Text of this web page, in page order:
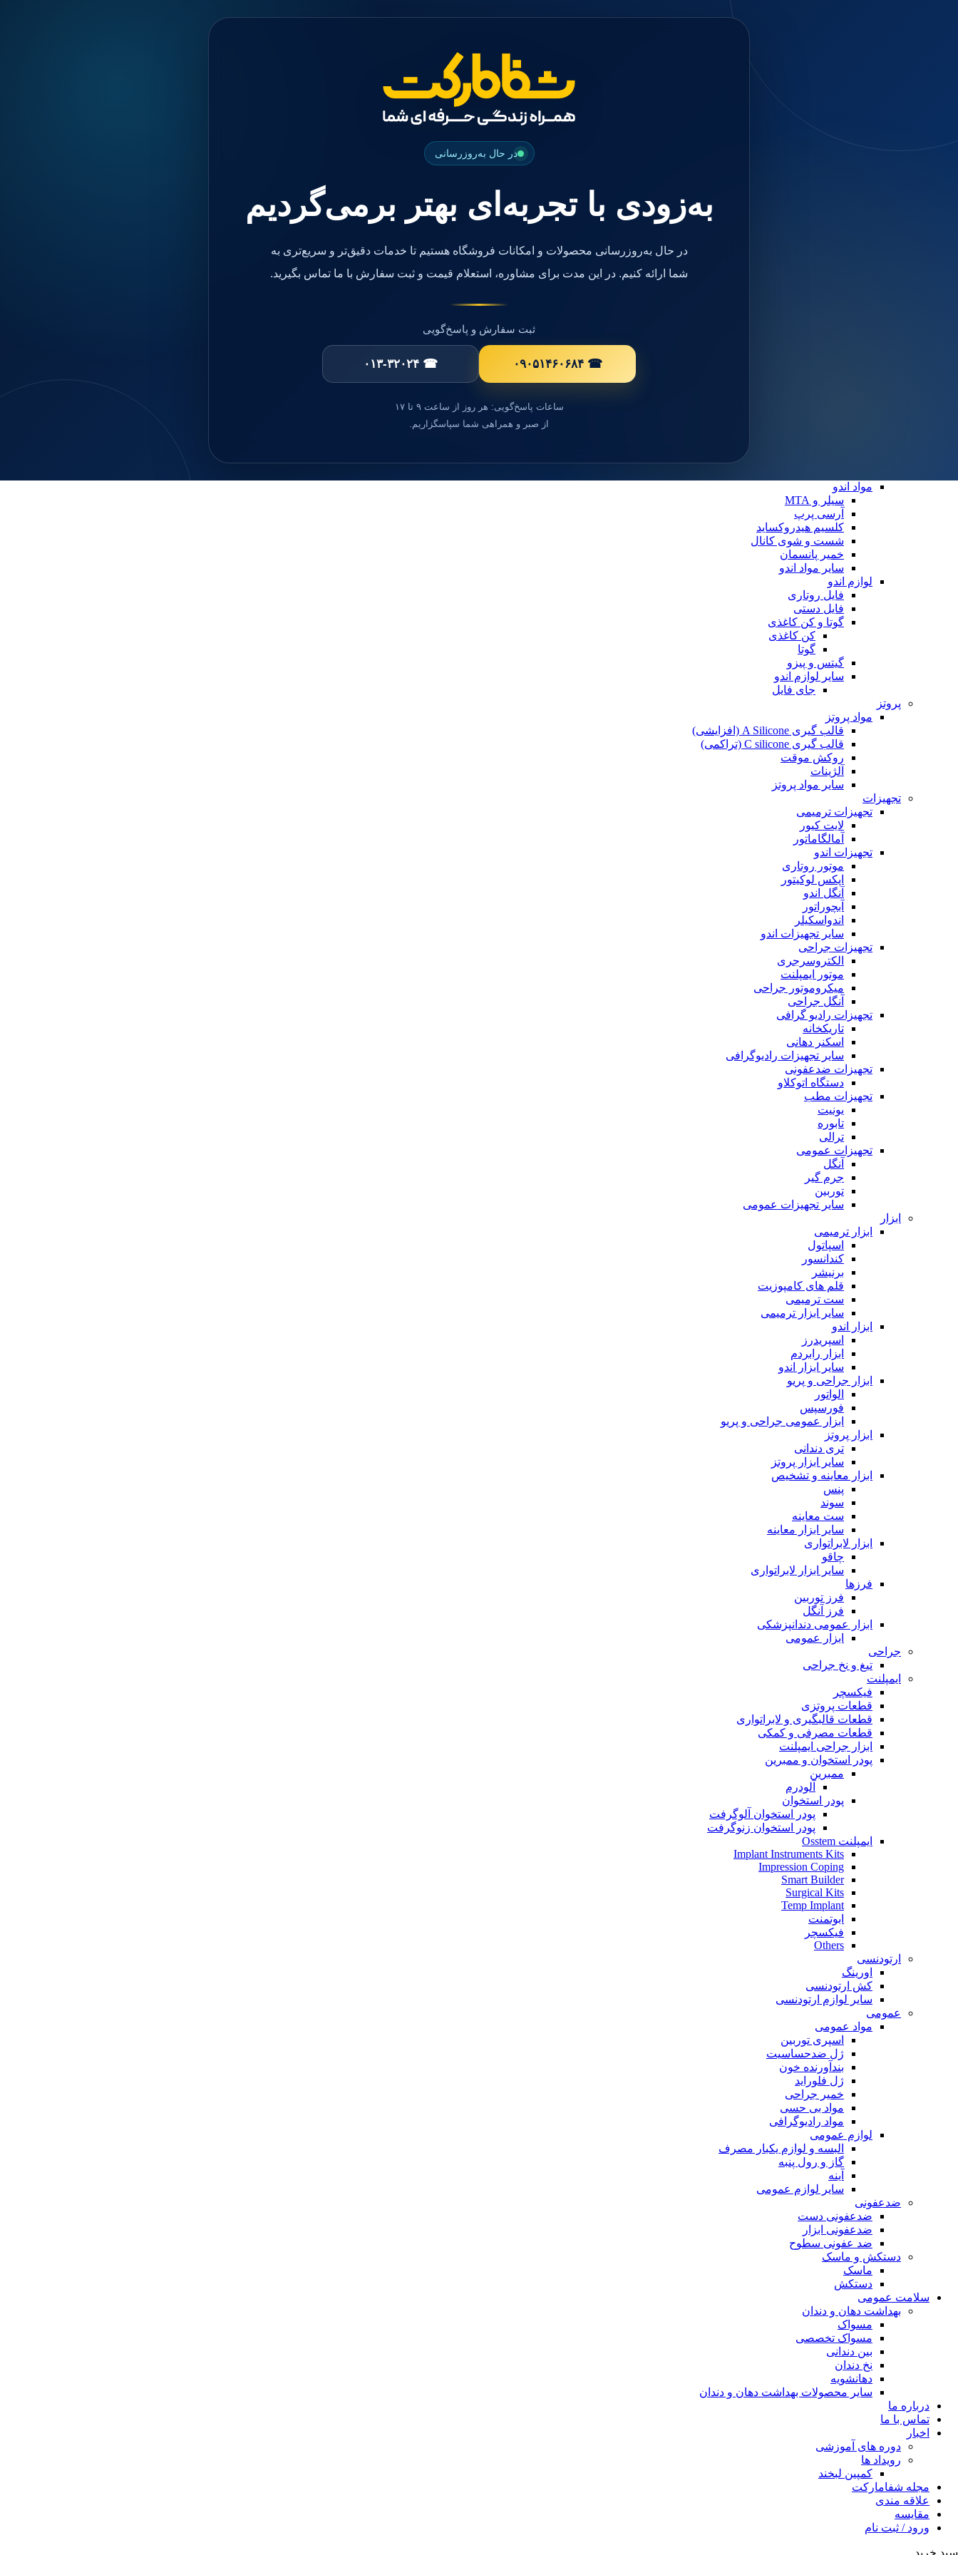
در حال به‌روزرسانی
به‌زودی با تجربه‌ای بهتر برمی‌گردیم
در حال به‌روزرسانی محصولات و امکانات فروشگاه هستیم تا خدمات دقیق‌تر و سریع‌تری به
شما ارائه کنیم. در این مدت برای مشاوره، استعلام قیمت و ثبت سفارش با ما تماس بگیرید.
ثبت سفارش و پاسخ‌گویی
☎ ۰۹۰۵۱۴۶۰۶۸۴ ☎ ۰۱۳-۳۲۰۲۴
ساعات پاسخ‌گویی: هر روز از ساعت ۹ تا ۱۷
از صبر و همراهی شما سپاسگزاریم.
کاپ و مولت پرداخت
مواد اندو
سیلر و MTA
آرسی پرپ
کلسیم هیدروکساید
شست و شوی کانال
خمیر پانسمان
سایر مواد اندو
لوازم اندو
فایل روتاری
فایل دستی
گوتا و کن کاغذی
کن کاغذی
گوتا
گیتس و پیزو
سایر لوازم اندو
جای فایل
پروتز
مواد پروتز
قالب گیری A Silicone (افزایشی)
قالب گیری C silicone (تراکمی)
روکش موقت
آلژینات
سایر مواد پروتز
تجهیزات
تجهیزات ترمیمی
لایت کیور
آمالگاماتور
تجهیزات اندو
موتور روتاری
اپکس لوکیتور
آنگل اندو
آبچوراتور
اندواسکیلر
سایر تجهیزات اندو
تجهیزات جراحی
الکتروسرجری
موتور ایمپلنت
میکروموتور جراحی
آنگل جراحی
تجهیزات رادیو گرافی
تاریکخانه
اسکنر دهانی
سایر تجهیزات رادیوگرافی
تجهیزات ضدعفونی
دستگاه اتوکلاو
تجهیزات مطب
یونیت
تابوره
ترالی
تجهیزات عمومی
آنگل
جرم گیر
توربین
سایر تجهیزات عمومی
ابزار
ابزار ترمیمی
اسپاتول
کندانسور
برنیشر
قلم های کامپوزیت
ست ترمیمی
سایر ابزار ترمیمی
ابزار اندو
اسپریدرز
ابزار رابردم
سایر ابزار اندو
ابزار جراحی و پریو
الواتور
فورسپس
ابزار عمومی جراحی و پریو
ابزار پروتز
تری دندانی
سایر ابزار پروتز
ابزار معاینه و تشخیص
پنس
سوند
ست معاینه
سایر ابزار معاینه
ابزار لابراتواری
چاقو
سایر ابزار لابراتواری
فرزها
فرز توربین
فرز آنگل
ابزار عمومی دندانپزشکی
ابزار عمومی
جراحی
تیغ و نخ جراحی
ایمپلنت
فیکسچر
قطعات پروتزی
قطعات قالبگیری و لابراتواری
قطعات مصرفی و کمکی
ابزار جراحی ایمپلنت
پودر استخوان و ممبرین
ممبرین
آلودرم
پودر استخوان
پودر استخوان آلوگرفت
پودر استخوان زنوگرفت
ایمپلنت Osstem
Implant Instruments Kits
Impression Coping
Smart Builder
Surgical Kits
Temp Implant
ابوتمنت
فیکسچر
Others
ارتودنسی
اورینگ
کش ارتودنسی
سایر لوازم ارتودنسی
عمومی
مواد عمومی
اسپری توربین
ژل ضدحساسیت
بندآورنده خون
ژل فلوراید
خمیر جراحی
مواد بی حسی
مواد رادیوگرافی
لوازم عمومی
البسه و لوازم یکبار مصرف
گاز و رول پنبه
آینه
سایر لوازم عمومی
ضدعفونی
ضدعفونی دست
ضدعفونی ابزار
ضد عفونی سطوح
دستکش و ماسک
ماسک
دستکش
سلامت عمومی
بهداشت دهان و دندان
مسواک
مسواک تخصصی
بین دندانی
نخ دندان
دهانشویه
سایر محصولات بهداشت دهان و دندان
درباره ما
تماس با ما
اخبار
دوره های آموزشی
رویداد ها
کمپین لبخند
مجله شفامارکت
علاقه مندی
مقایسه
ورود / ثبت نام
سبد خرید